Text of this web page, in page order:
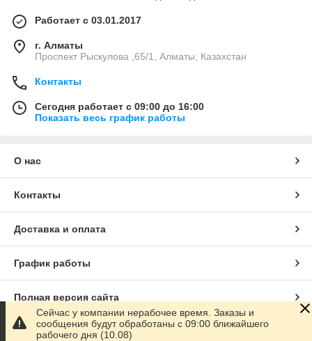
Работает с 03.01.2017
г. Алматы
Проспект Рыскулова ,65/1, Алматы, Казахстан
Контакты
Сегодня работает с 09:00 до 16:00
Показать весь график работы
О нас
Контакты
Доставка и оплата
График работы
Полная версия сайта
Сайт создан на маркетплейсе
Сейчас у компании нерабочее время. Заказы и
сообщения будут обработаны с 09:00 ближайшего
рабочего дня (10.08)